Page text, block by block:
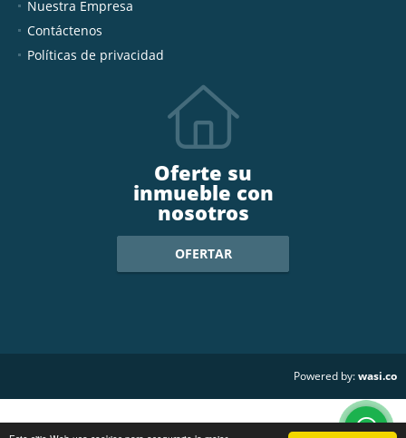
Nuestra Empresa
Contáctenos
Políticas de privacidad
Oferte su
inmueble con
nosotros
OFERTAR
Powered by:wasi.co